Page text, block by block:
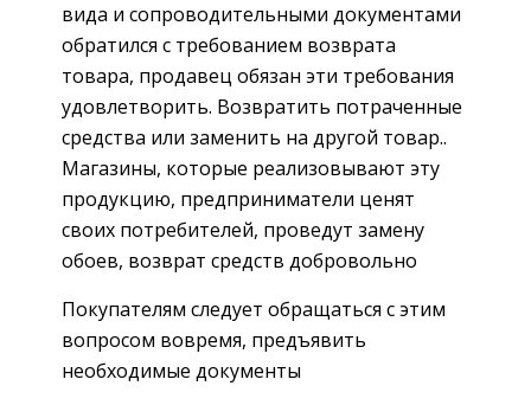
вида и сопроводительными документами
обратился с требованием возврата
товара, продавец обязан эти требования
удовлетворить. Возвратить потраченные
средства или заменить на другой товар..
Магазины, которые реализовывают эту
продукцию, предприниматели ценят
своих потребителей, проведут замену
обоев, возврат средств добровольно
Покупателям следует обращаться с этим
вопросом вовремя, предъявить
необходимые документы